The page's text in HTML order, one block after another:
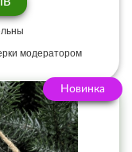
модератором
Новинка